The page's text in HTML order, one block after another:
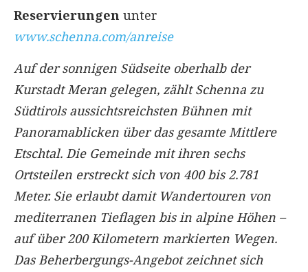
Reservierungen unter
www.schenna.com/anreise
Auf der sonnigen Südseite oberhalb der
Kurstadt Meran gelegen, zählt Schenna zu
Südtirols aussichtsreichsten Bühnen mit
Panoramablicken über das gesamte Mittlere
Etschtal. Die Gemeinde mit ihren sechs
Ortsteilen erstreckt sich von 400 bis 2.781
Meter. Sie erlaubt damit Wandertouren von
mediterranen Tieflagen bis in alpine Höhen –
auf über 200 Kilometern markierten Wegen.
Das Beherbergungs-Angebot zeichnet sich